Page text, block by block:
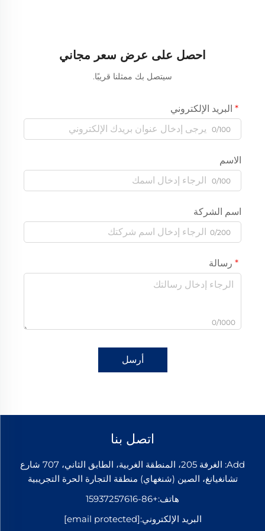
احصل على عرض سعر مجاني
سيتصل بك ممثلنا قريبًا.
البريد الإلكتروني
0/100
الاسم
0/100
اسم الشركة
0/200
رسالة
0/1000
أرسل
اتصل بنا
Add: الغرفة 205، المنطقة الغربية، الطابق الثاني، 707 شارع
تشانغيانغ، الصين (شنغهاي) منطقة التجارة الحرة التجريبية
هاتف:+86-15937257616
البريد الإلكتروني:[email protected]